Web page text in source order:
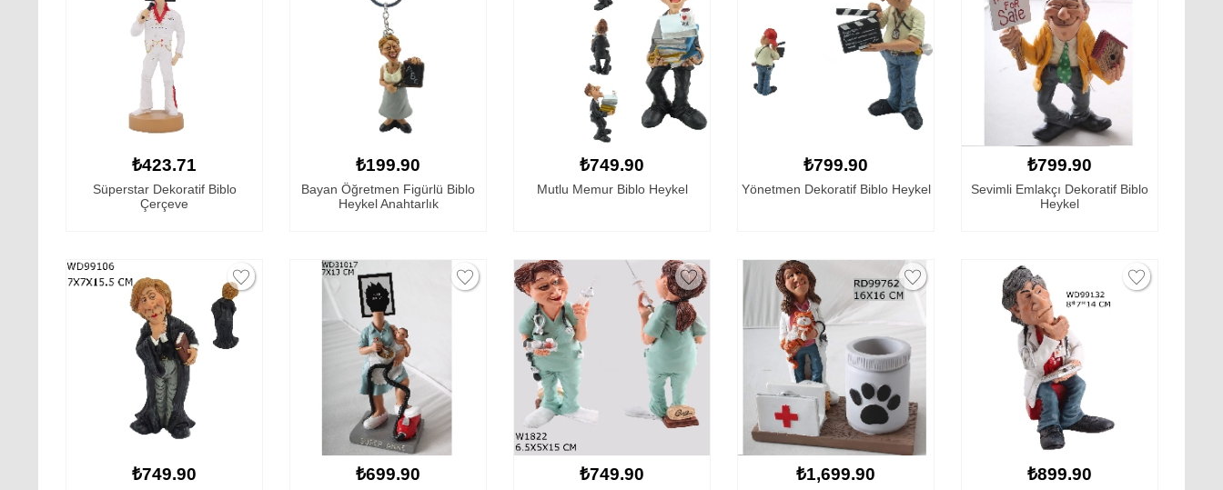
₺423.71
Süperstar Dekoratif Biblo
Çerçeve
₺199.90
Bayan Öğretmen Figürlü Biblo
Heykel Anahtarlık
₺749.90
Mutlu Memur Biblo Heykel
₺799.90
Yönetmen Dekoratif Biblo Heykel
₺799.90
Sevimli Emlakçı Dekoratif Biblo
Heykel
₺749.90 ₺699.90 ₺749.90 ₺1,699.90 ₺899.90